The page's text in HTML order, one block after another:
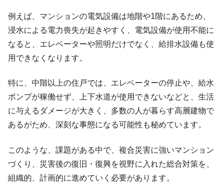
例えば、マンションの電気設備は地階や1階にあるため、
浸水による電力喪失が起きやすく、電気設備が使用不能に
なると、エレベーターや照明だけでなく、給排水設備も使
用できなくなります。
特に、中階以上の住戸では、エレベーターの停止や、給水
ポンプが稼働せず、上下水道が使用できないなどと、生活
に与えるダメージが大きく、多数の人が暮らす高層建物で
あるがため、深刻な事態になる可能性も秘めています。
このような、課題がある中で、複合災害に強いマンション
づくり、災害後の復旧・復興を視野に入れた総合対策を、
組織的、計画的に進めていく必要があります。